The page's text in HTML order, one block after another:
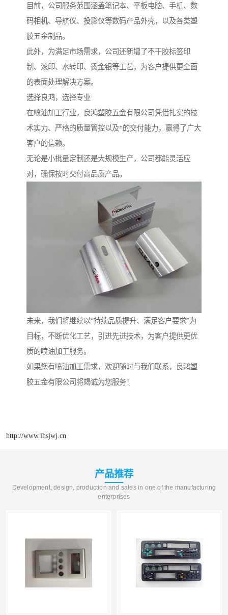
目前，公司服务范围涵盖笔记本、平板电脑、手机、数
码相机、导航仪、投影仪等数码产品外壳，以及各类塑
胶五金制品。
此外，为满足市场需求，公司还新增了不干胶标签印
制、滚印、水转印、烫金银等工艺，为客户提供更全面
的表面处理解决方案。
选择良鸿，选择专业
在喷油加工行业，良鸿塑胶五金有限公司凭借扎实的技
术实力、严格的质量管控以及*的交付能力，赢得了广大
客户的信赖。
无论是小批量定制还是大规模生产，公司都能灵活应
对，确保按时交付高品质产品。
未来，我们将继续以“持续品质提升、满足客户要求”为
目标，不断优化工艺，引进先进技术，为客户提供更优
质的喷油加工服务。
如果您有喷油加工需求，欢迎随时与我们联系，良鸿塑
胶五金有限公司将竭诚为您服务！
http://www.lhsjwj.cn
产品推荐
Development, design, production and sales in one of the manufacturing
enterprises